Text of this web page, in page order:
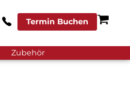
Termin Buchen
Zubehör